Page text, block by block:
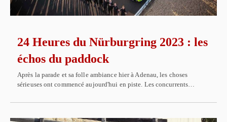
24 Heures du Nürburgring 2023 : les
échos du paddock
Après la parade et sa folle ambiance hier à Adenau, les choses
sérieuses ont commencé aujourd'hui en piste. Les concurrents…